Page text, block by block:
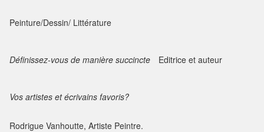
Peinture/Dessin/ Littérature
Définissez-vous de manière succincte Editrice et auteur
Vos artistes et écrivains favoris?
Rodrigue Vanhoutte, Artiste Peintre.